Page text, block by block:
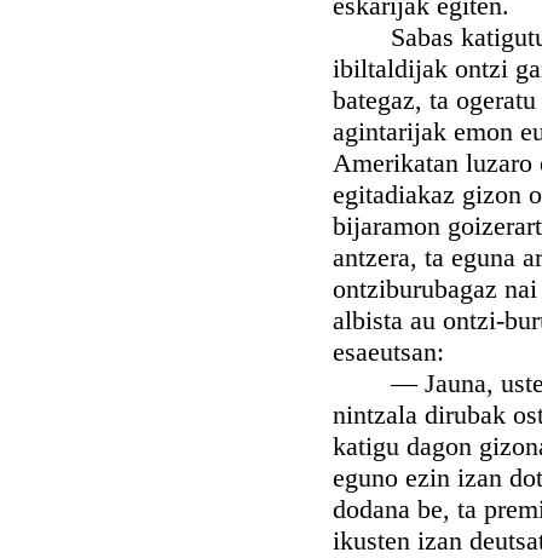
Sabas katigutu
ibiltaldijak ontzi
bategaz, ta
agintarijak emon
Amerikatan luzaro
egitadiakaz gizon
bijaramon
antzera, ta eguna
ontziburubagaz
albista au ontzi-
esaeutsan:
— Jauna, uste
nintzala dirubak
katigu dagon
eguno ezin izan
dodana be, ta
ikusten izan